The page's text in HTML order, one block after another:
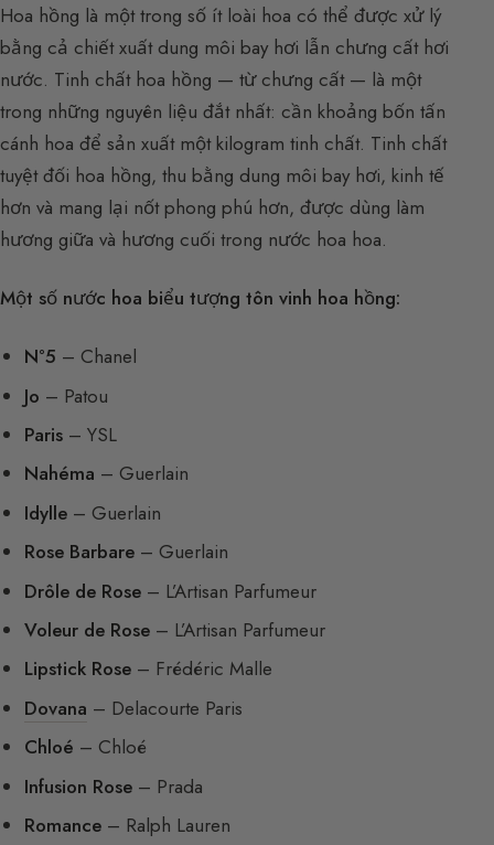
Hoa hồng là một trong số ít loài hoa có thể được xử lý
bằng cả chiết xuất dung môi bay hơi lẫn chưng cất hơi
nước. Tinh chất hoa hồng — từ chưng cất — là một
trong những nguyên liệu đắt nhất: cần khoảng bốn tấn
cánh hoa để sản xuất một kilogram tinh chất. Tinh chất
tuyệt đối hoa hồng, thu bằng dung môi bay hơi, kinh tế
hơn và mang lại nốt phong phú hơn, được dùng làm
hương giữa và hương cuối trong nước hoa hoa.
Một số nước hoa biểu tượng tôn vinh hoa hồng:
N°5 – Chanel
Jo – Patou
Paris – YSL
Nahéma – Guerlain
Idylle – Guerlain
Rose Barbare – Guerlain
Drôle de Rose – L’Artisan Parfumeur
Voleur de Rose – L’Artisan Parfumeur
Lipstick Rose – Frédéric Malle
Dovana – Delacourte Paris
Chloé – Chloé
Infusion Rose – Prada
Romance – Ralph Lauren